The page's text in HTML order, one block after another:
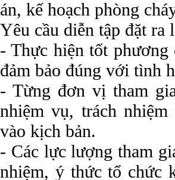
án, kế hoạch phòng
Yêu cầu diễn tập đặt ra
- Thực hiện tốt
đảm bảo đúng với tình
- Từng đơn vị tham
nhiệm vụ, trách
vào kịch bản.
- Các lực lượng tham
nhiệm, ý thức tổ chức